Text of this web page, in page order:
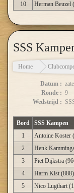
10
Herman Beuzel
SSS
Home
Datum :
Ronde : 9
Wedstrijd :
Bord SSS Kampen
1
Antoine Koster
2
Henk
3
Piet Dijkstra
4
Harm Kist (888)
5
Nico Lugthart